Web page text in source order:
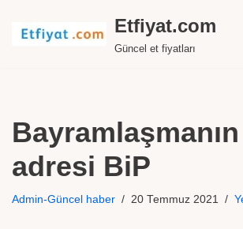
İçeriğe
Etfiyat.com
Güncel et fiyatları
adresi BiP
Admin-Güncel haber 20 Temmuz 2021